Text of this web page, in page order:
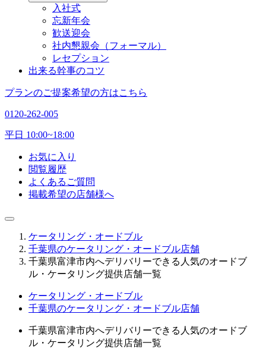
入社式
忘新年会
歓送迎会
社内懇親会（フォーマル）
レセプション
出来る幹事のコツ
プランのご提案希望の方はこちら
0120-262-005
平日 10:00~18:00
お気に入り
閲覧履歴
よくあるご質問
掲載希望の店舗様へ
ケータリング・オードブル
千葉県のケータリング・オードブル店舗
千葉県富津市内へデリバリーできる人気のオードブ
ル・ケータリング提供店舗一覧
ケータリング・オードブル
千葉県のケータリング・オードブル店舗
千葉県富津市内へデリバリーできる人気のオードブ
ル・ケータリング提供店舗一覧